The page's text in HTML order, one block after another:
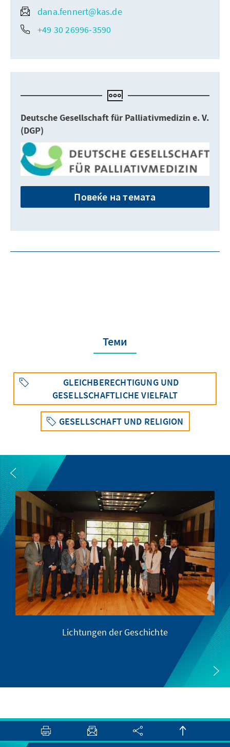
dana.fennert@kas.de
+49 30 26996-3590
Deutsche Gesellschaft für Palliativmedizin e. V.
(DGP)
Повеќе на темата
Теми
GLEICHBERECHTIGUNG UND
GESELLSCHAFTLICHE VIELFALT
GESELLSCHAFT UND RELIGION
Lichtungen der Geschichte